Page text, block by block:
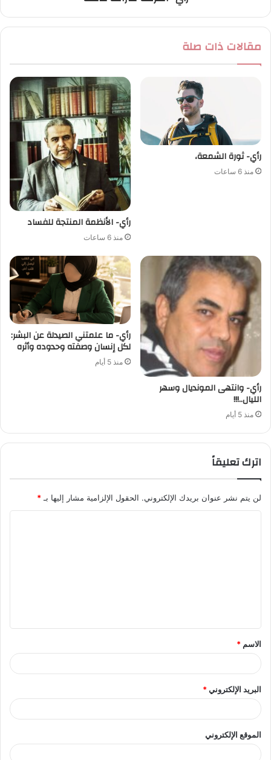
مقالات ذات صلة
رأي- ثورة الشمعة،
منذ 6 ساعات
رأي- الأنظمة المنتجة للفساد
منذ 6 ساعات
رأي- وانتهى المونديال وسهر
الليال..!!!
منذ 5 أيام
رأي- ما علمتني الصيدلة عن البشر:
لكل إنسان وصفته وحدوده وأثره
منذ 5 أيام
اترك تعليقاً
لن يتم نشر عنوان بريدك الإلكتروني. الحقول الإلزامية مشار إليها بـ *
ق
*
الاسم *
البريد الإلكتروني*
الموقع الإلكتروني